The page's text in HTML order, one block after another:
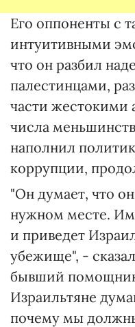
Его оппоненты с
интуитивными
что он разбил
палестинцами,
части жестокими
числа
наполнил
коррупции,
"Он думает, что
нужном месте.
и приведет
убежище", -
бывший
Израильтяне
почему мы